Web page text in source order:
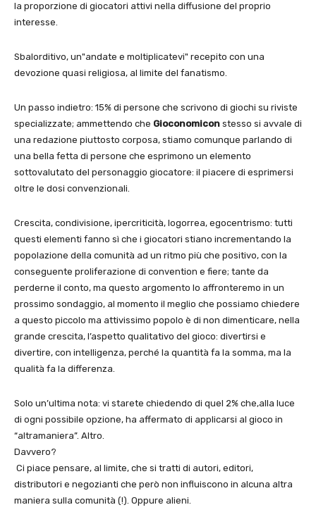
la proporzione di giocatori attivi nella diffusione del proprio
interesse.
Sbalorditivo, un"andate e moltiplicatevi" recepito con una
devozione quasi religiosa, al limite del fanatismo.
Un passo indietro: 15% di persone che scrivono di giochi su riviste
specializzate; ammettendo che Gioconomicon stesso si avvale di
una redazione piuttosto corposa, stiamo comunque parlando di
una bella fetta di persone che esprimono un elemento
sottovalutato del personaggio giocatore: il piacere di esprimersi
oltre le dosi convenzionali.
Crescita, condivisione, ipercriticità, logorrea, egocentrismo: tutti
questi elementi fanno sì che i giocatori stiano incrementando la
popolazione della comunità ad un ritmo più che positivo, con la
conseguente proliferazione di convention e fiere; tante da
perderne il conto, ma questo argomento lo affronteremo in un
prossimo sondaggio, al momento il meglio che possiamo chiedere
a questo piccolo ma attivissimo popolo è di non dimenticare, nella
grande crescita, l’aspetto qualitativo del gioco: divertirsi e
divertire, con intelligenza, perché la quantità fa la somma, ma la
qualità fa la differenza.
Solo un’ultima nota: vi starete chiedendo di quel 2% che,alla luce
di ogni possibile opzione, ha affermato di applicarsi al gioco in
“altramaniera”. Altro.
Davvero?
Ci piace pensare, al limite, che si tratti di autori, editori,
distributori e negozianti che però non influiscono in alcuna altra
maniera sulla comunità (!). Oppure alieni.